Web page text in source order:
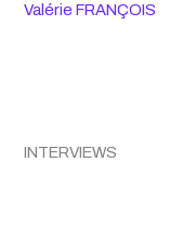
Valérie FRANÇOIS
INTERVIEWS